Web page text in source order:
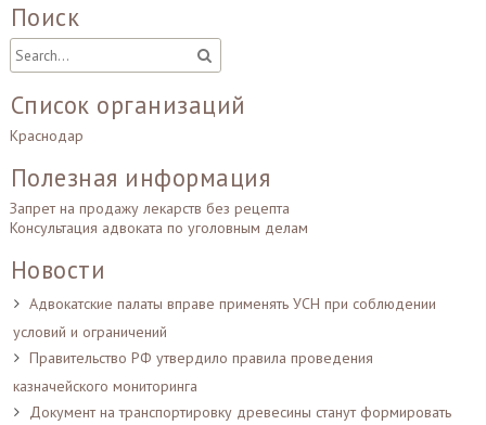
Поиск
Список организаций
Краснодар
Полезная информация
Запрет на продажу лекарств без рецепта
Консультация адвоката по уголовным делам
Новости
Адвокатские палаты вправе применять УСН при соблюдении
условий и ограничений
Правительство РФ утвердило правила проведения
казначейского мониторинга
Документ на транспортировку древесины станут формировать